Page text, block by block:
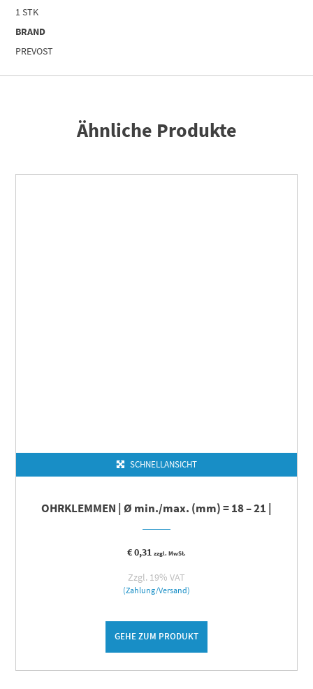
1 STK
BRAND
PREVOST
Ähnliche Produkte
SCHNELLANSICHT
OHRKLEMMEN | Ø min./max. (mm) = 18 – 21 |
€0,31 zzgl. MwSt.
Zzgl. 19% VAT
(Zahlung/Versand)
GEHE ZUM PRODUKT